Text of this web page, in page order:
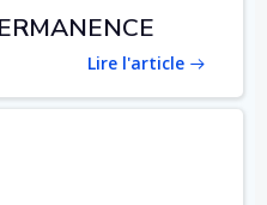
Lire l'article